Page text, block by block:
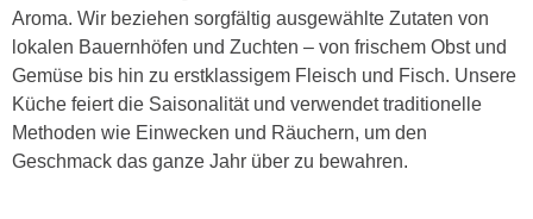
Aroma. Wir beziehen sorgfältig ausgewählte Zutaten von
lokalen Bauernhöfen und Zuchten – von frischem Obst und
Gemüse bis hin zu erstklassigem Fleisch und Fisch. Unsere
Küche feiert die Saisonalität und verwendet traditionelle
Methoden wie Einwecken und Räuchern, um den
Geschmack das ganze Jahr über zu bewahren.